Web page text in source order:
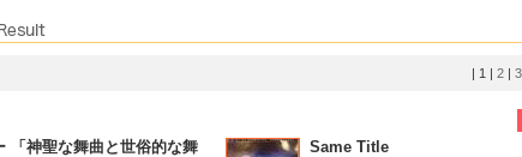
| 1 | 2 | 3
「神聖な舞曲と世俗的な舞
Same Title